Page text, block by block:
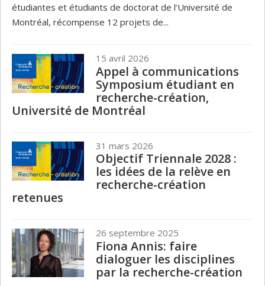
étudiantes et étudiants de doctorat de l’Université de
Montréal, récompense 12 projets de...
15 avril 2026
Appel à communications
Symposium étudiant en
recherche-création,
Université de Montréal
31 mars 2026
Objectif Triennale 2028 :
les idées de la relève en
recherche-création
retenues
26 septembre 2025
Fiona Annis: faire
dialoguer les disciplines
par la recherche-création